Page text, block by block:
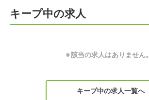
キープ中の求人
※該当の求人はありません。
キープ中の求人一覧へ